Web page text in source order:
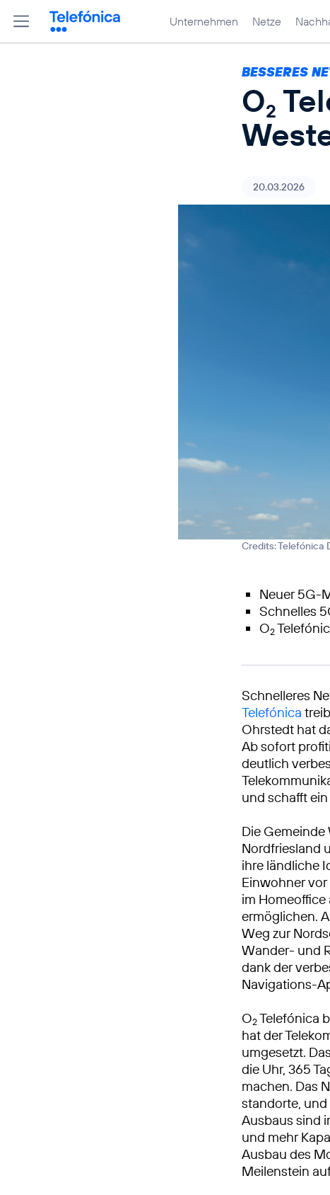
Unternehmen Netze
BESSERES
O2
20.03.2026
Credits: Telefónica
Neuer 5G-
Schnelles
O2
Schnelleres
Telefónica
Ohrstedt hat
Ab sofort
deutlich
und schafft
Die
Nordfriesland
ihre ländliche
Einwohner
im
ermöglichen.
Weg zur
Wander- und
dank der
Navigations-
O2Telefónica
hat der
umgesetzt.
die Uhr, 365
machen. Das
standorte, und
Ausbaus sind
und mehr
Ausbau des
Meilenstein